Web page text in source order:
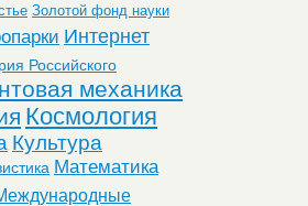
Золотой фонд науки
Интернет
Российского
механика
Космология
Культура
Математика